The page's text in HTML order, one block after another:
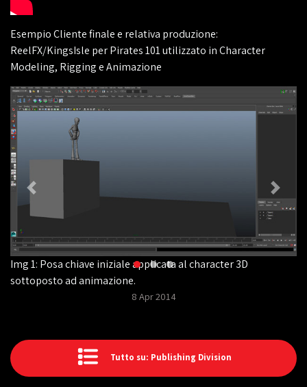
Esempio Cliente finale e relativa produzione:
ReelFX/KingsIsle per Pirates 101 utilizzato in Character
Modeling, Rigging e Animazione
Img 1: Posa chiave iniziale applicata al character 3D
sottoposto ad animazione.
8 Apr 2014
Tutto su: Publishing Division